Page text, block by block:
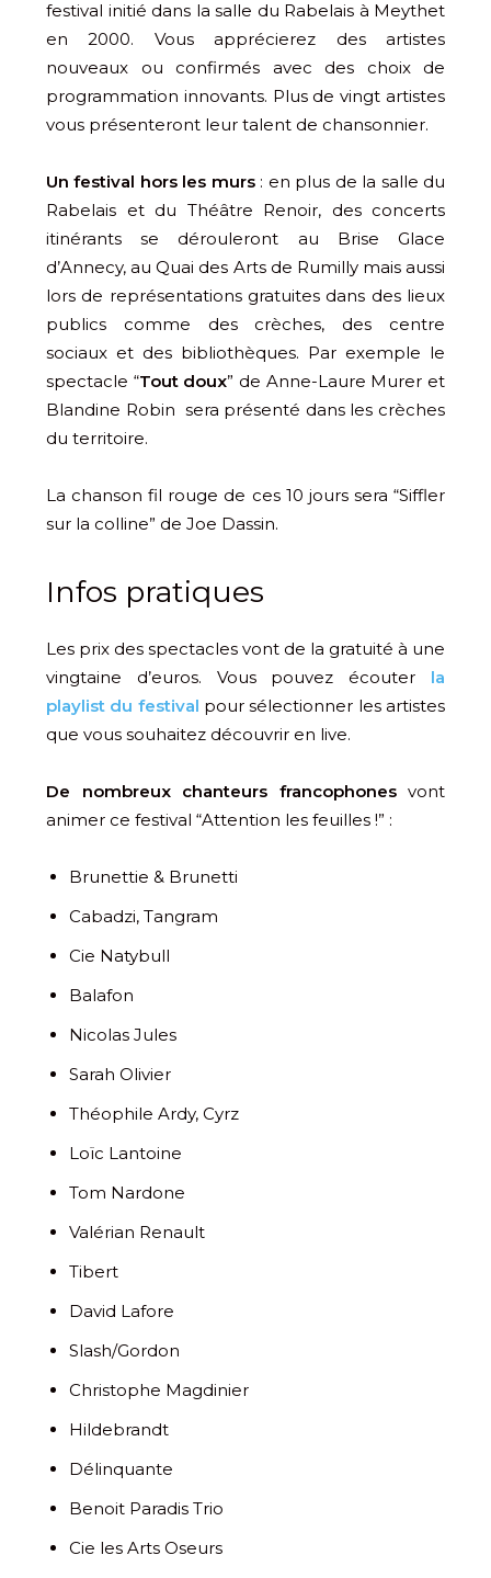
festival initié dans la salle du Rabelais à Meythet
en 2000. Vous apprécierez des artistes
nouveaux ou confirmés avec des choix de
programmation innovants. Plus de vingt artistes
vous présenteront leur talent de chansonnier.
Un festival hors les murs: en plus de la salle du
Rabelais et du Théâtre Renoir, des concerts
itinérants se dérouleront au Brise Glace
d’Annecy, au Quai des Arts de Rumilly mais aussi
lors de représentations gratuites dans des lieux
publics comme des crèches, des centre
sociaux et des bibliothèques. Par exemple le
spectacle “Tout doux” de Anne-Laure Murer et
Blandine Robin sera présenté dans les crèches
du territoire.
La chanson fil rouge de ces 10 jours sera “Siffler
sur la colline” de Joe Dassin.
Infos pratiques
Les prix des spectacles vont de la gratuité à une
vingtaine d’euros. Vous pouvez écouter la
playlist du festival pour sélectionner les artistes
que vous souhaitez découvrir en live.
De nombreux chanteurs francophones vont
animer ce festival “Attention les feuilles !” :
Brunettie & Brunetti
Cabadzi, Tangram
Cie Natybull
Balafon
Nicolas Jules
Sarah Olivier
Théophile Ardy, Cyrz
Loïc Lantoine
Tom Nardone
Valérian Renault
Tibert
David Lafore
Slash/Gordon
Christophe Magdinier
Hildebrandt
Délinquante
Benoit Paradis Trio
Cie les Arts Oseurs